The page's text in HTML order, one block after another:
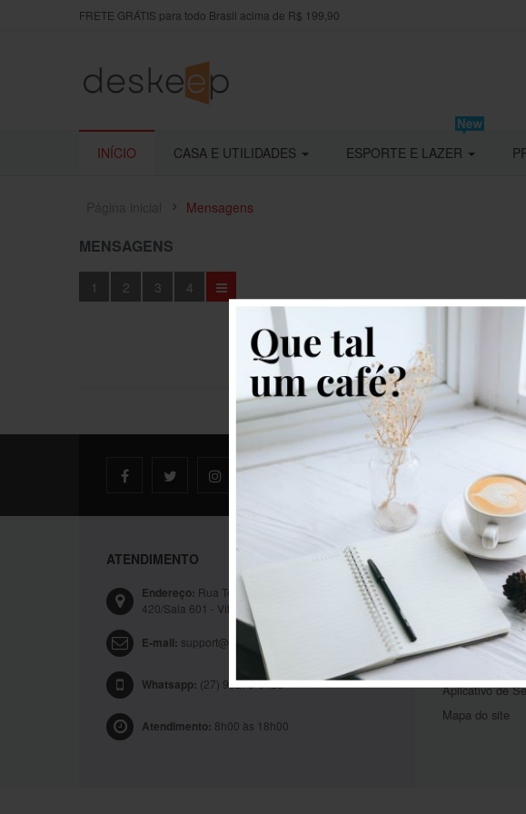
FRETE GRÁTIS para todo Brasil acima de R$ 199,90
INÍCIO CASA E UTILIDADES ESPORTE E LAZER
Mensagens
MENSAGENS
1 2 3 4
Não há
RECEBA
ATENDIMENTO
Endereço: Rua Tenente Mário Francisco de Brito,
420/Sala 601 - Vitória, ES - Brasil
E-mail: support@deskeep.app
Whatsapp: (27) 99278-6423
Atendimento: 8h00 às 18h00
SOBRE NÓS
Sobre o
Comunidade
Termos e
Política de
Aplicativo de
Mapa do site